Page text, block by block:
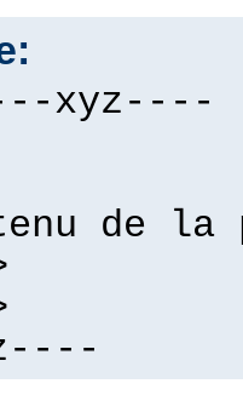
xyz----
de la